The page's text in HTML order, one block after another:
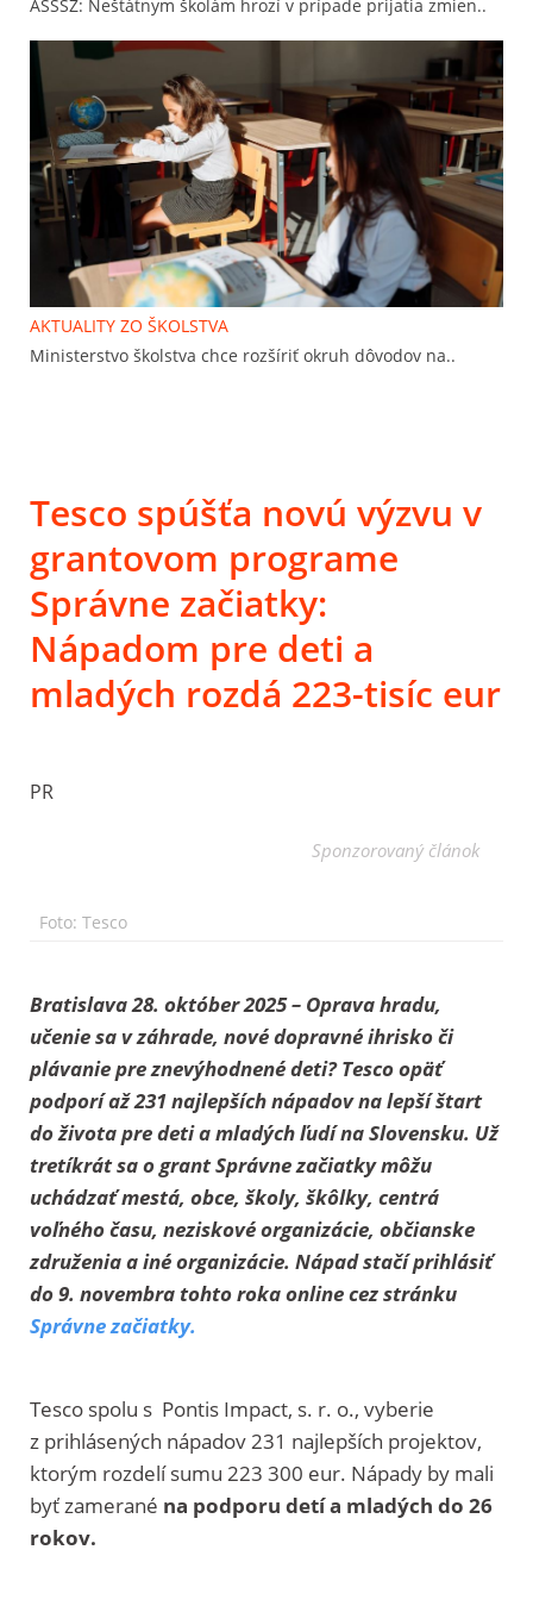
ASŠŠZ: Neštátnym školám hrozí v prípade prijatia zmien..
AKTUALITY ZO ŠKOLSTVA
Ministerstvo školstva chce rozšíriť okruh dôvodov na..
Tesco spúšťa novú výzvu v
grantovom programe
Správne začiatky:
Nápadom pre deti a
mladých rozdá 223-tisíc eur
PR
Sponzorovaný článok
Foto: Tesco
Bratislava 28. október 2025 – Oprava hradu,
učenie sa v záhrade, nové dopravné ihrisko či
plávanie pre znevýhodnené deti? Tesco opäť
podporí až 231 najlepších nápadov na lepší štart
do života pre deti a mladých ľudí na Slovensku. Už
tretíkrát sa o grant Správne začiatky môžu
uchádzať mestá, obce, školy, škôlky, centrá
voľného času, neziskové organizácie, občianske
združenia a iné organizácie. Nápad stačí prihlásiť
do 9. novembra tohto roka online cez stránku
Správne začiatky.
Tesco spolu s Pontis Impact, s. r. o., vyberie
z prihlásených nápadov 231 najlepších projektov,
ktorým rozdelí sumu 223 300 eur. Nápady by mali
byť zamerané na podporu detí a mladých do 26
rokov.